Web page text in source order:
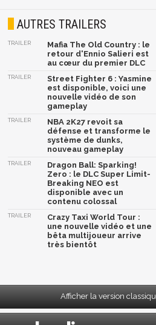
AUTRES TRAILERS
TRAILER
Mafia The Old Country : le
retour d'Ennio Salieri est
au cœur du premier DLC
TRAILER
Street Fighter 6 : Yasmine
est disponible, voici une
nouvelle vidéo de son
gameplay
TRAILER
NBA 2K27 revoit sa
défense et transforme le
système de dunks,
nouveau gameplay
TRAILER
Dragon Ball: Sparking!
Zero : le DLC Super Limit-
Breaking NEO est
disponible avec un
contenu colossal
TRAILER
Crazy Taxi World Tour :
une nouvelle vidéo et une
bêta multijoueur arrive
très bientôt
Afficher la version